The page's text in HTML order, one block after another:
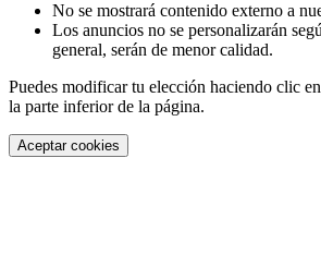
No se mostrará contenido externo a
Los anuncios no se personalizarán
general, serán de menor calidad.
Puedes modificar tu elección haciendo clic
la parte inferior de la página.
Aceptar cookies